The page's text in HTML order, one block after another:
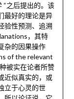
“之后提出的。该
最好的理论是异
验性预测、追溯
，其特
杂的因果操作
of the relevant
被实在论者所赞
近似真实的，或
立于心灵的世